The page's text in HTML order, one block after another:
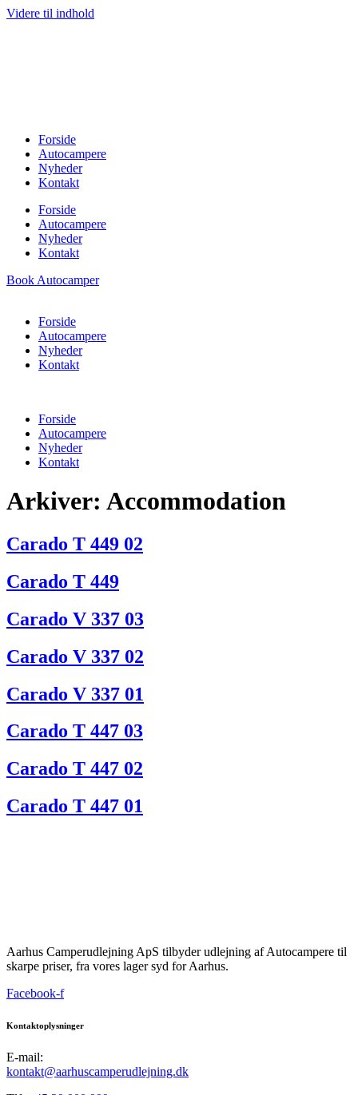
Videre til indhold
Forside
Autocampere
Nyheder
Kontakt
Forside
Autocampere
Nyheder
Kontakt
Book Autocamper
Forside
Autocampere
Nyheder
Kontakt
Forside
Autocampere
Nyheder
Kontakt
Arkiver: Accommodation
Carado T 449 02
Carado T 449
Carado V 337 03
Carado V 337 02
Carado V 337 01
Carado T 447 03
Carado T 447 02
Carado T 447 01
Aarhus Camperudlejning ApS tilbyder udlejning af Autocampere til
skarpe priser, fra vores lager syd for Aarhus.
Facebook-f
Kontaktoplysninger
E-mail:
kontakt@aarhuscamperudlejning.dk